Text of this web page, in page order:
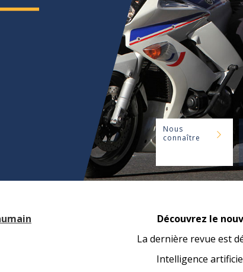
Nous
connaître
Découvrez le
La dernière revue est
Intelligence